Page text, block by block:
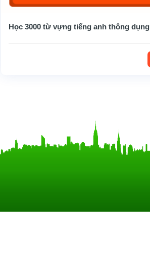
Học 3000 từ vựng tiếng anh thông dụng